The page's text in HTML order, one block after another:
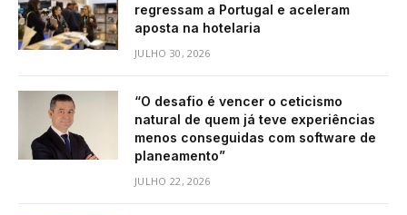
regressam a Portugal e aceleram
aposta na hotelaria
JULHO 30, 2026
“O desafio é vencer o ceticismo
natural de quem já teve experiências
menos conseguidas com software de
planeamento”
JULHO 22, 2026